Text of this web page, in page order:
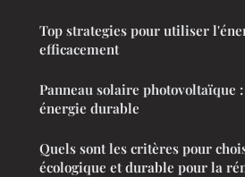
Top strategies pour utiliser
efficacement
Panneau solaire photovoltaïque
énergie durable
Quels sont les critères pour
écologique et durable pour la